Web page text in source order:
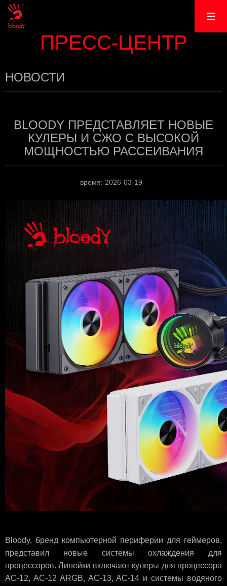
ПРЕСС-ЦЕНТР
НОВОСТИ
BLOODY ПРЕДСТАВЛЯЕТ НОВЫЕ
КУЛЕРЫ И СЖО С ВЫСОКОЙ
МОЩНОСТЬЮ РАССЕИВАНИЯ
время: 2026-03-19
Bloody, бренд компьютерной периферии для геймеров,
представил новые системы охлаждения для
процессоров. Линейки включают кулеры для процессора
AC-12, AC-12 ARGB, AC-13, AC-14 и системы водяного